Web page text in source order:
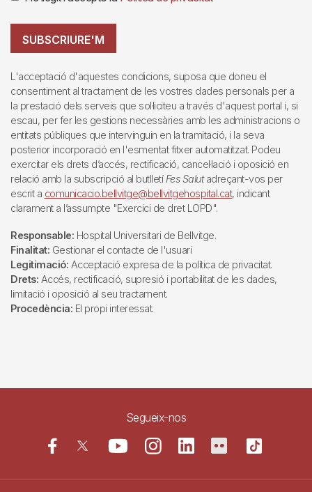
SUBSCRIURE'M
L'acceptació d'aquestes condicions, suposa que doneu el
consentiment al tractament de les vostres dades personals per a
la prestació dels serveis que sol·liciteu a través d'aquest portal i, si
escau, per fer les gestions necessàries amb les administracions o
entitats públiques que intervinguin en la tramitació, i la seva
posterior incorporació en l'esmentat fitxer automatitzat. Podeu
exercitar els drets d’accés, rectificació, cancel·lació i oposició en
relació amb la subscripció al butlletí Fes Salutadreçant-vos per
escrit a comunicacio.bellvitge@bellvitgehospital.cat, indicant
clarament a l’assumpte "Exercici de dret LOPD".
Responsable: Hospital Universitari de Bellvitge.
Finalitat: Gestionar el contacte de l'usuari
Legitimació: Acceptació expresa de la política de privacitat.
Drets: Accés, rectificació, supresió i portabilitat de les dades,
limitació i oposició al seu tractament.
Procedència: El propi interessat.
Segueix-nos